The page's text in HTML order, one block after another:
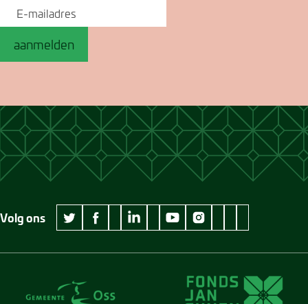
aanmelden
Volg ons
twitter Museum Jan Cunen
facebook Museum Jan Cunen
wikipedia Museum Jan Cunen
linkedin Museum Jan Cunen
googleplus Museum Jan Cunen
youtube Museum Jan Cunen
instagram Museum